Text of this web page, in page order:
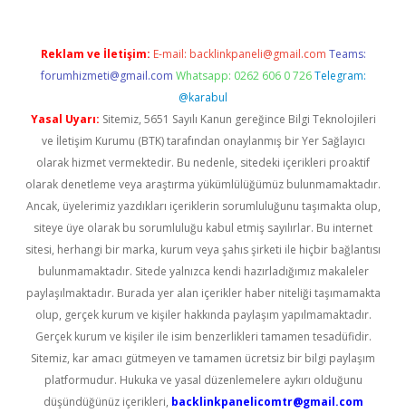
Reklam ve İletişim: E-mail: backlinkpaneli@gmail.com Teams:
forumhizmeti@gmail.com Whatsapp: 0262 606 0 726 Telegram:
@karabul
Yasal Uyarı: Sitemiz, 5651 Sayılı Kanun gereğince Bilgi Teknolojileri
ve İletişim Kurumu (BTK) tarafından onaylanmış bir Yer Sağlayıcı
olarak hizmet vermektedir. Bu nedenle, sitedeki içerikleri proaktif
olarak denetleme veya araştırma yükümlülüğümüz bulunmamaktadır.
Ancak, üyelerimiz yazdıkları içeriklerin sorumluluğunu taşımakta olup,
siteye üye olarak bu sorumluluğu kabul etmiş sayılırlar. Bu internet
sitesi, herhangi bir marka, kurum veya şahıs şirketi ile hiçbir bağlantısı
bulunmamaktadır. Sitede yalnızca kendi hazırladığımız makaleler
paylaşılmaktadır. Burada yer alan içerikler haber niteliği taşımamakta
olup, gerçek kurum ve kişiler hakkında paylaşım yapılmamaktadır.
Gerçek kurum ve kişiler ile isim benzerlikleri tamamen tesadüfidir.
Sitemiz, kar amacı gütmeyen ve tamamen ücretsiz bir bilgi paylaşım
platformudur. Hukuka ve yasal düzenlemelere aykırı olduğunu
düşündüğünüz içerikleri, backlinkpanelicomtr@gmail.com